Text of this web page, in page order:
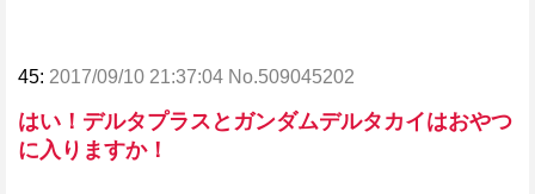
45: 2017/09/10 21:37:04 No.509045202
はい！デルタプラスとガンダムデルタカイはおやつ
に入りますか！